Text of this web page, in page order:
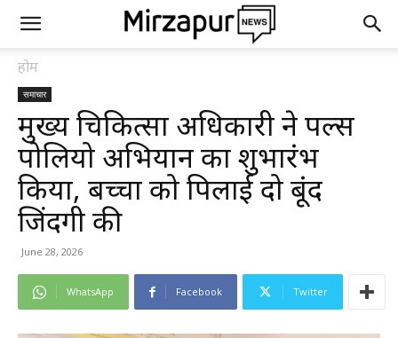
होम
समाचार
मुख्य चिकित्सा अधिकारी ने पल्स
पोलियो अभियान का शुभारंभ
किया, बच्चों को पिलाई दो बूंद
जिंदगी की
June 28, 2026
WhatsApp Facebook Twitter